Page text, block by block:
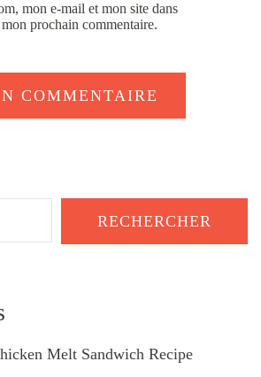
mon e-mail et mon site dans
prochain commentaire.
RECHERCHER
Melt Sandwich Recipe